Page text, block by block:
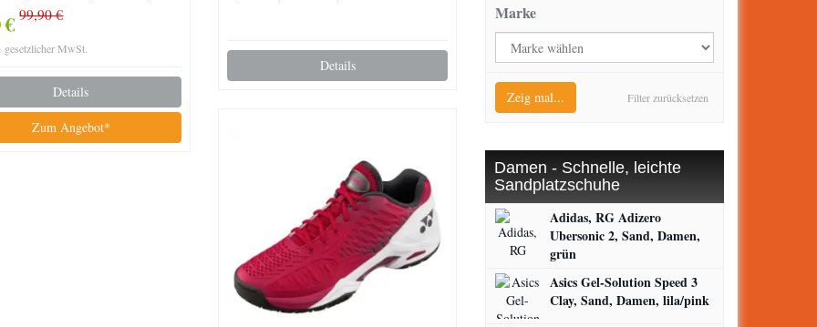
€99,90 €
gesetzlicher MwSt.
Details
Zum Angebot*
Details
Marke
Filter zurücksetzen
Zeig mal...
Damen - Schnelle, leichte
Sandplatzschuhe
Adidas, RG Adizero
Ubersonic 2, Sand, Damen,
grün
Asics Gel-Solution Speed 3
Clay, Sand, Damen, lila/pink